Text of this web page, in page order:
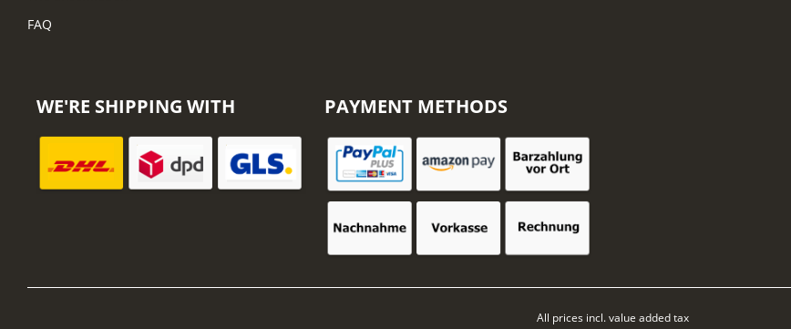
FAQ
WE'RE SHIPPING WITH PAYMENT METHODS
All prices incl. value added tax